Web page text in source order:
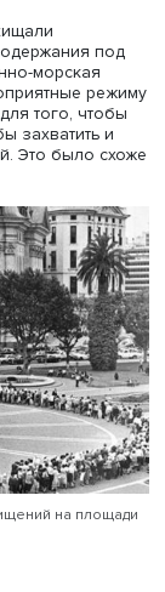
в
в
их
в Аргентине
общество и
и
коммунизма».
пыткам,
похищали
Военно-